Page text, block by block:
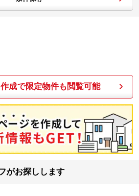
成で限定物件も閲覧可能
がお探しします